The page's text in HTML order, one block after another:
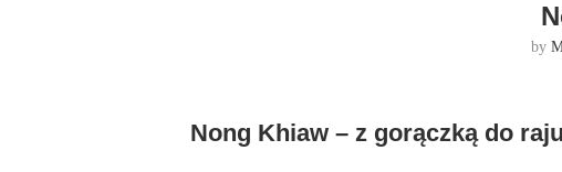
by
Nong Khiaw – z gorączką do raju